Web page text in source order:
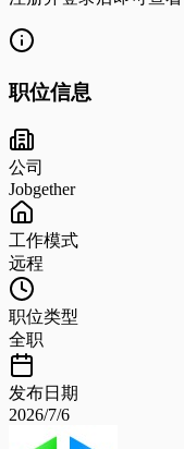
职位信息
公司
Jobgether
工作模式
远程
职位类型
全职
发布日期
2026/7/6